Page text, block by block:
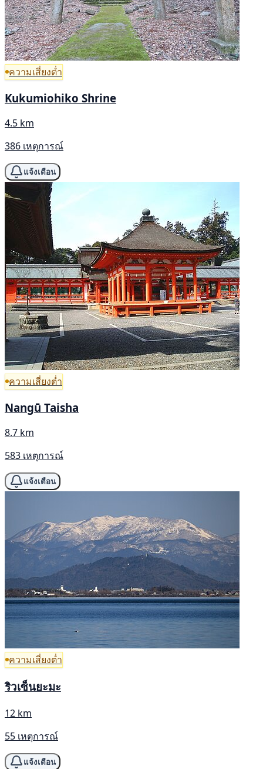
ความเสี่ยงต่ำ
Kukumiohiko Shrine
4.5 km
386 เหตุการณ์
แจ้งเตือน
ความเสี่ยงต่ำ
Nangū Taisha
8.7 km
583 เหตุการณ์
แจ้งเตือน
ความเสี่ยงต่ำ
ริวเซ็นยะมะ
12 km
55 เหตุการณ์
แจ้งเตือน